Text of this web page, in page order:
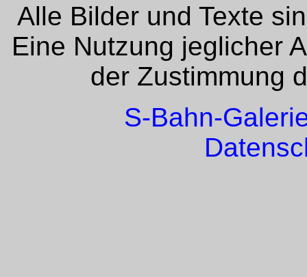
Alle Bilder und Texte
Eine Nutzung jeglicher
der Zustimmung
S-Bahn-